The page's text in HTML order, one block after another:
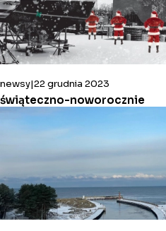
newsy 22 grudnia 2023
świąteczno-noworocznie